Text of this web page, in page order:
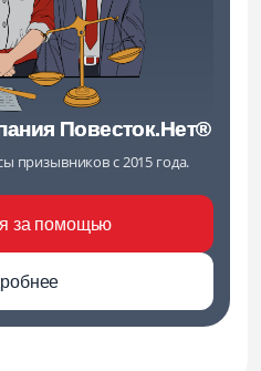
Повесток.Нет®
призывников с 2015 года.
за помощью